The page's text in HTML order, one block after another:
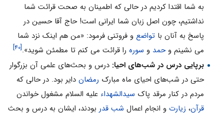
به شما اقتدا کردیم در حالی که اطمینان به صحت قرائت شما
نداشتیم، چون اصل زبان شما ایرانی است! حاج آقا حسین در
پاسخ به آنان با تواضعو فروتنی فرمود: «من هم اینک نزد شما
می نشینم وحمد و سورهرا قرائت می کنم تا مطمئن شوید».[۴۰]
برپایی درس در شب‌های احیا: درس و بحث‌های علمی آن بزرگوار
حتی در شب‌های احیای ماه مبارک رمضاندایر بود. در حالی که
مردم در کنار مرقد پاک سیدالشهداء‌ علیه السلام مشغول خواندن
قرآن، زیارتو انجام اعمال شب قدربودند، ایشان به درس و بحث